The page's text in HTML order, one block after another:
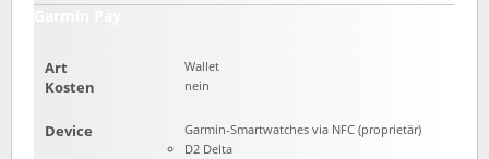
Art Wallet
Kosten nein
Device
Garmin-Smartwatches via NFC (proprietär)
D2 Delta